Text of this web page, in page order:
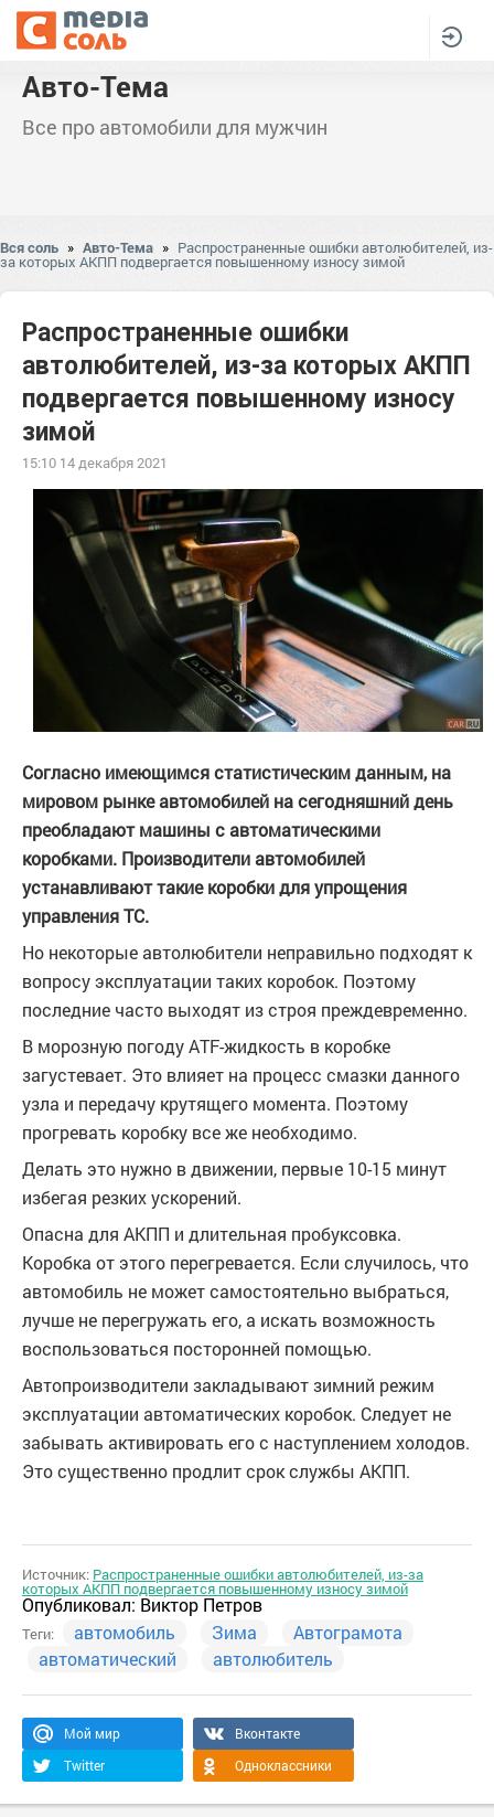
Авто-Тема
Все про автомобили для мужчин
Вся соль » Авто-Тема » Распространенные ошибки автолюбителей, из-
за которых АКПП подвергается повышенному износу зимой
Распространенные ошибки
автолюбителей, из-за которых АКПП
подвергается повышенному износу
зимой
15:10 14 декабря 2021
Согласно имеющимся статистическим данным, на
мировом рынке автомобилей на сегодняшний день
преобладают машины с автоматическими
коробками. Производители автомобилей
устанавливают такие коробки для упрощения
управления ТС.
Но некоторые автолюбители неправильно подходят к
вопросу эксплуатации таких коробок. Поэтому
последние часто выходят из строя преждевременно.
В морозную погоду ATF-жидкость в коробке
загустевает. Это влияет на процесс смазки данного
узла и передачу крутящего момента. Поэтому
прогревать коробку все же необходимо.
Делать это нужно в движении, первые 10-15 минут
избегая резких ускорений.
Опасна для АКПП и длительная пробуксовка.
Коробка от этого перегревается. Если случилось, что
автомобиль не может самостоятельно выбраться,
лучше не перегружать его, а искать возможность
воспользоваться посторонней помощью.
Автопроизводители закладывают зимний режим
эксплуатации автоматических коробок. Следует не
забывать активировать его с наступлением холодов.
Это существенно продлит срок службы АКПП.
Источник: Распространенные ошибки автолюбителей, из-за
которых АКПП подвергается повышенному износу зимой
Опубликовал: Виктор Петров
Теги: автомобиль Зима
Автограмота
автоматический
автолюбитель
Мой мир
Вконтакте
Twitter
Одноклассники